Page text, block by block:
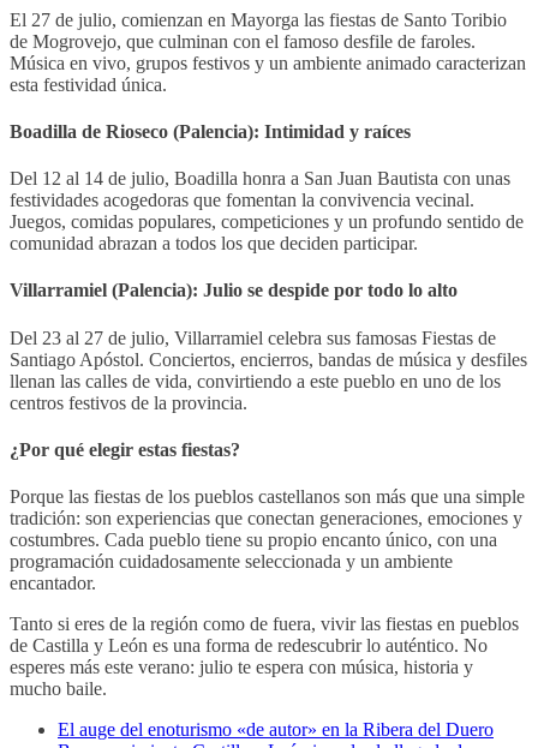
El 27 de julio, comienzan en Mayorga las fiestas de Santo Toribio
de Mogrovejo, que culminan con el famoso desfile de faroles.
Música en vivo, grupos festivos y un ambiente animado caracterizan
esta festividad única.
Boadilla de Rioseco (Palencia): Intimidad y raíces
Del 12 al 14 de julio, Boadilla honra a San Juan Bautista con unas
festividades acogedoras que fomentan la convivencia vecinal.
Juegos, comidas populares, competiciones y un profundo sentido de
comunidad abrazan a todos los que deciden participar.
Villarramiel (Palencia): Julio se despide por todo lo alto
Del 23 al 27 de julio, Villarramiel celebra sus famosas Fiestas de
Santiago Apóstol. Conciertos, encierros, bandas de música y desfiles
llenan las calles de vida, convirtiendo a este pueblo en uno de los
centros festivos de la provincia.
¿Por qué elegir estas fiestas?
Porque las fiestas de los pueblos castellanos son más que una simple
tradición: son experiencias que conectan generaciones, emociones y
costumbres. Cada pueblo tiene su propio encanto único, con una
programación cuidadosamente seleccionada y un ambiente
encantador.
Tanto si eres de la región como de fuera, vivir las fiestas en pueblos
de Castilla y León es una forma de redescubrir lo auténtico. No
esperes más este verano: julio te espera con música, historia y
mucho baile.
El auge del enoturismo «de autor» en la Ribera del Duero